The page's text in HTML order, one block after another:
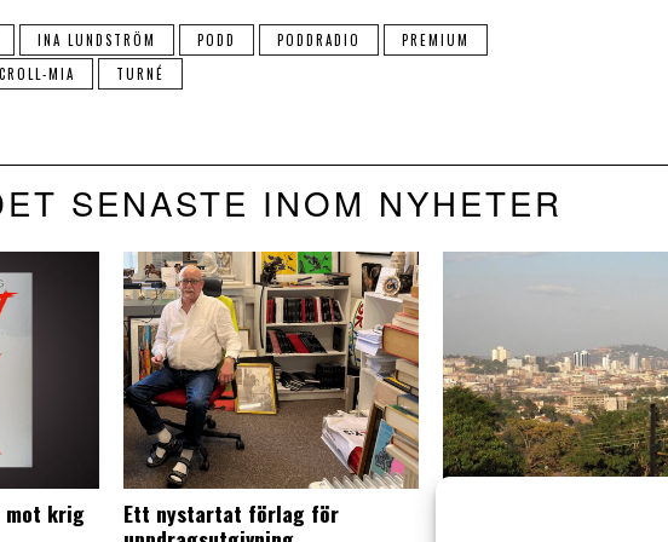
INA LUNDSTRÖM PODD PODDRADIO
PREMIUM
MIA
TURNÉ
SENASTE INOM NYHETER
krig
Ett nystartat förlag för